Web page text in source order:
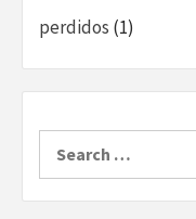
perdidos (1)